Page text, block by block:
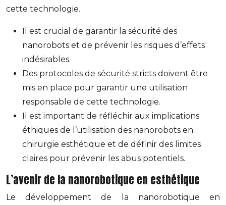
cette technologie.
Il est crucial de garantir la sécurité des
nanorobots et de prévenir les risques d’effets
indésirables.
Des protocoles de sécurité stricts doivent être
mis en place pour garantir une utilisation
responsable de cette technologie.
Il est important de réfléchir aux implications
éthiques de l’utilisation des nanorobots en
chirurgie esthétique et de définir des limites
claires pour prévenir les abus potentiels.
L’avenir de la nanorobotique en esthétique
Le développement de la nanorobotique en